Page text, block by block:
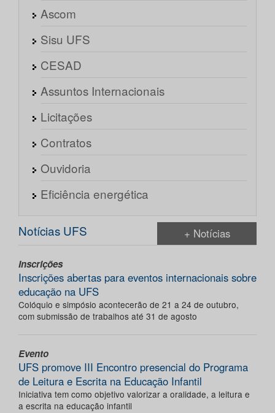
Ascom
Sisu UFS
CESAD
Assuntos Internacionais
Licitações
Contratos
Ouvidoria
Eficiência energética
Notícias UFS + Notícias
Inscrições
Inscrições abertas para eventos internacionais sobre
educação na UFS
Colóquio e simpósio acontecerão de 21 a 24 de outubro,
com submissão de trabalhos até 31 de agosto
Evento
UFS promove III Encontro presencial do Programa
de Leitura e Escrita na Educação Infantil
Iniciativa tem como objetivo valorizar a oralidade, a leitura e
a escrita na educação infantil